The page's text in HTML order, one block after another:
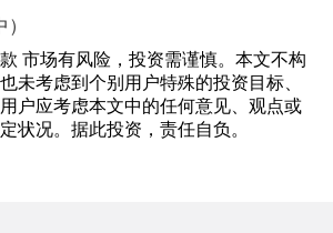
市场有风险，投资需谨慎。本文不构
未考虑到个别用户特殊的投资目标、
户应考虑本文中的任何意见、观点或
状况。据此投资，责任自负。